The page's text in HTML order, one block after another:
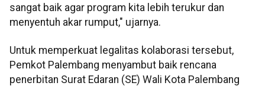
sangat baik agar program kita lebih terukur dan
menyentuh akar rumput," ujarnya.
Untuk memperkuat legalitas kolaborasi tersebut,
Pemkot Palembang menyambut baik rencana
penerbitan Surat Edaran (SE) Wali Kota Palembang